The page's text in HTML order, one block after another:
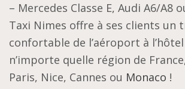
– Mercedes Classe E, Audi A6/A8
Taxi Nimes offre à ses clients un
confortable de l’aéroport à
n’importe quelle région de
Paris, Nice, Cannes ou Monaco !